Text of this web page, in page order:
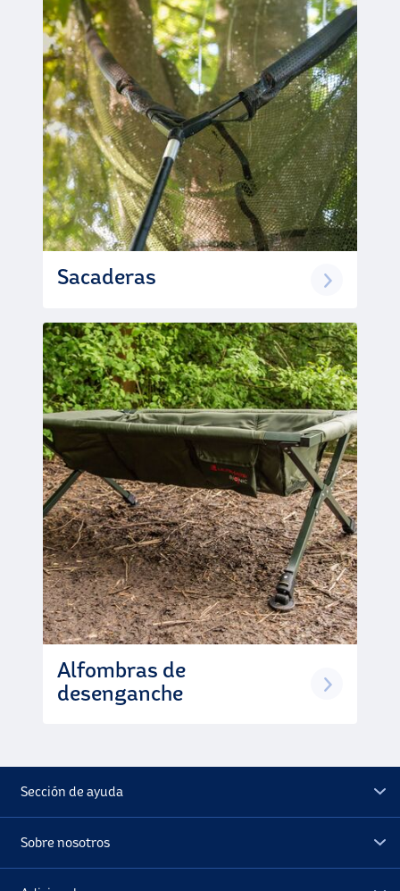
Sacaderas
Alfombras de
desenganche
Sección de ayuda
Sobre nosotros